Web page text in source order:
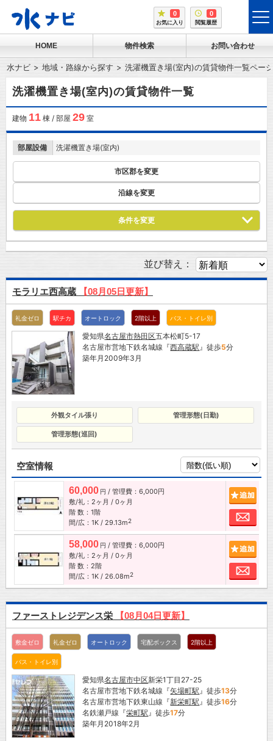
0
お気に入り
0
閲覧履歴
HOME 物件検索 お問い合わせ
水ナビ 地域・路線から探す 洗濯機置き場(室内)の賃貸物件一覧ページ
洗濯機置き場(室内)の賃貸物件一覧
建物 11棟 / 部屋 29室
部屋設備 洗濯機置き場(室内)
市区郡を変更
沿線を変更
条件を変更
並び替え：
モラリエ西高蔵 【08月05日更新】
礼金ゼロ 駅チカ オートロック 2階以上 バス・トイレ別
愛知県名古屋市熱田区五本松町5-17
名古屋市営地下鉄名城線『西高蔵駅』徒歩5分
築年月2009年3月
外観タイル張り 管理形態(日勤)
管理形態(巡回)
空室情報
60,000 円 / 管理費：6,000円
敷/礼：2ヶ月 / 0ヶ月
階 数：1階
間/広：1K / 29.13m2
お
58,000 円 / 管理費：6,000円
敷/礼：2ヶ月 / 0ヶ月
階 数：2階
間/広：1K / 26.08m2
お
ファーストレジデンス栄 【08月04日更新】
敷金ゼロ 礼金ゼロ オートロック 宅配ボックス 2階以上
バス・トイレ別
愛知県名古屋市中区新栄1丁目27-25
名古屋市営地下鉄名城線『矢場町駅 』徒歩13分
名古屋市営地下鉄東山線『新栄町駅 』徒歩16分
名鉄瀬戸線『栄町駅 』徒歩17分
築年月2018年2月